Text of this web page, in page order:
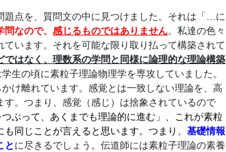
点を、質問文の中に見つけました。それは「…に
なので、 感じるものではありません。私達の色々
います。それを可能な限り取り払って構築されて
ではなく、理数系の学問と同様に論理的な理論構築
生の頃に素粒子理論物理学を専攻していました。
け離れています。感覚とは一致しない理論を、高
。つまり、感覚（感じ）は捨象されているので
ぶって、あくまでも理論的に進む」、これが素粒
同じことが言えると思います。つまり、 基礎情報
とに尽きるでしょう。伝道師には素粒子理論の素養